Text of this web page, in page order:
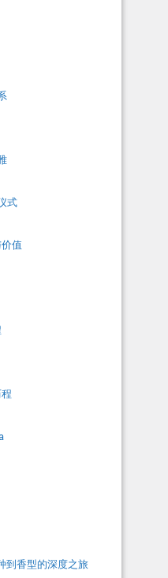
式
值
到香型的深度之旅